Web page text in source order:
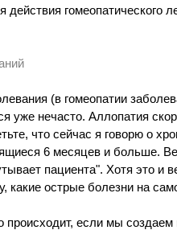
гомеопатического
(в гомеопатии
уже нечасто. Аллопатия
что сейчас я говорю о
6 месяцев и больше.
пациента". Хотя это и
какие острые болезни на
происходит, если мы